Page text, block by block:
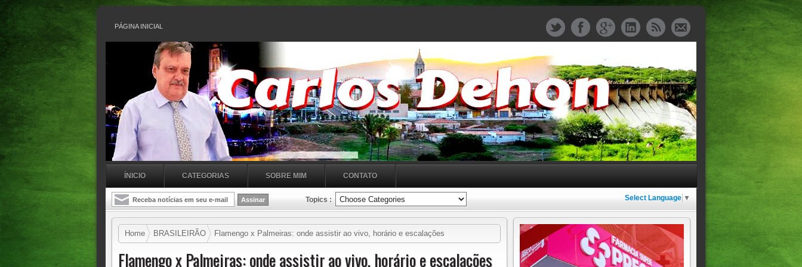
PÁGINA INICIAL
ÍNICIO CATEGORIAS SOBRE MIM CONTATO
Topics : Select Language ▼
Home BRASILEIRÃO Flamengo x Palmeiras: onde assistir ao vivo, horário e escalações
Flamengo x Palmeiras: onde assistir ao vivo, horário e escalações